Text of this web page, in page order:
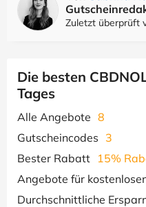
Zuletzt überprüft
Die besten
Tages
Alle Angebote 8
Gutscheincodes 3
Bester Rabatt 15%
Angebote für
Durchschnittliche